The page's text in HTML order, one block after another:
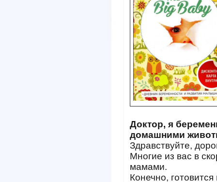
Доктор, я
домашними
Здравствуйте,
Многие из вас в
мамами.
Конечно,